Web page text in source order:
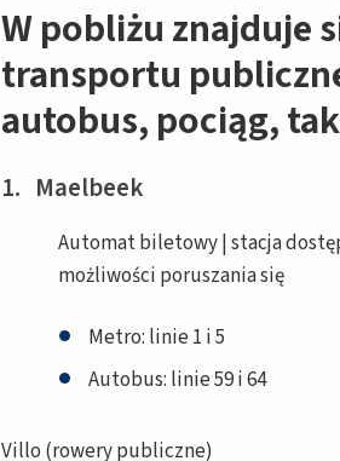
W pobliżu znajduje
transportu
autobus, pociąg,
1. Maelbeek
Automat biletowy | stacja
możliwości poruszania się
Metro: linie 1 i 5
Autobus: linie 59 i 64
Villo (rowery publiczne)